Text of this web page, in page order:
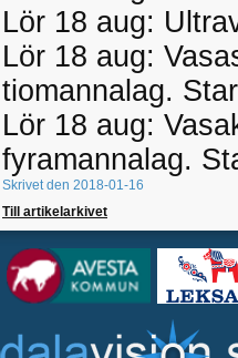
Lör 18 aug:
Lör 18 aug:
tiomannalag.
Lör 18 aug:
fyramannalag.
Skrivet den 2018-01-16
Till artikelarkivet